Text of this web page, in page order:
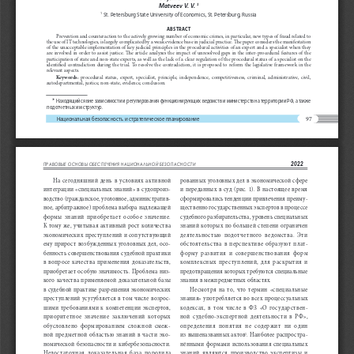
Национальная безопасность и стратегическое планирование 97
Matveev V. V. 1
1 St. Petersburg State University of Economics, St. Petersburg, Russia
ABSTRACT
Prevention and counteraction to the actively growing number of economic crimes, in particular, new types of fraud related to
the use of IT technologies, is largely complicated by a weak evidence base in judicial practice. The paper considers the manifestation
of the unacceptable implementation of key judicial principles in the procedural activities of an expert and a specialist when they
are  involved  in  order  to  assist  justice.  The  article  analyzes  the  impact  of  unresolved  gaps  in  the  inter-procedural  features  of  the
participation of state and non-state experts, as well as the lack of a clear regulation of the procedural status of a specialist on the
identified  contradiction  during  the  trial.  To  resolve  the  contradiction,  it  is  proposed  to  reform  the  legislative  framework  in  the
relevant aspects.
Keywords:
  procedural  status,  expert,  specialist,  principle,  independence,  competitiveness,  criminal,  administrative,  civil,
autodepartmental, justice, non-state, evidence, conclusion.
* Находящийся вне зависимости и регулирования функционирующих ведомств и министерств на территории РФ, а также
подотчетных им структур.
правОвые ОснОвы Обеспечения нациОнальнОй безОпаснОсти 2022
рованных уголовных дел в экономической сфере
и переданных в суд (рис. 1). В настоящее время
сформировались тенденции привлечения преиму-
щественно государственных экспертов в процессе
судебного разбирательства, уровень специальных
знаний которых по большей степени ограничен
деятельностью  подотчетного  ведомства.  Эти
обстоятельства  в  перспективе  образуют  плат
форму  развития  и  совершенствования  форм
комплексных  преступлений,  для  раскрытия  и
предотвращения которых требуются специальные
знания в межпредметных областях.
Несмотря  на  то,  что  термин  «специальные
знания» употребляется во всех процессуальных
кодексах,  в  том  числе  в  ФЗ  «О  государствен
ной  судебно-экспертной  деятельности  в  РФ»,
определения  понятия  не  содержит  ни  один
из вышеназванных актов1 . Наиболее распростра
нёнными формами использования специальных
знаний  являются  производство  экспертизы  и
На  сегодняшний  день  в  условиях  активной
интеграции «специальных знаний» в судопроиз
водство (гражданское, уголовное, административ
ное, арбитражное) проблема выбора надлежащей
формы  знаний  приобретает  особое  значение.
К тому же, учитывая активный рост количества
экономических преступлений и сопутствующий
ему прирост возбужденных уголовных дел, осо
бенность совершенствования судебной практики
в  вопросе  качества  применения  доказательств,
приобретает особую значимость. Проблема низ
кого качества применяемой доказательной базы
в судебной практике разрешения экономических
преступлений усугубляется в том числе возрос
шими  требованиями  к  компетенции  экспертов,
приоритетное  значение  заключений  которых
обусловлено  формированием  сложной  смеж
ной  предметной  областью  знаний  в  части  эко
номической безопасности и кибербезопасности.
Недостаточная  доказательная  база  породила